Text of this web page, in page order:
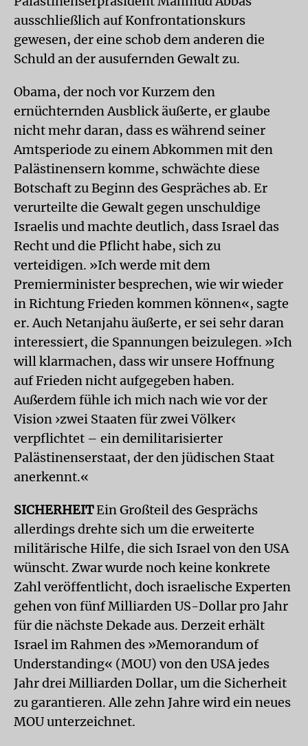
ausschließlich auf Konfrontationskurs
gewesen, der eine schob dem anderen die
Schuld an der ausufernden Gewalt zu.
Obama, der noch vor Kurzem den
ernüchternden Ausblick äußerte, er glaube
nicht mehr daran, dass es während seiner
Amtsperiode zu einem Abkommen mit den
Palästinensern komme, schwächte diese
Botschaft zu Beginn des Gespräches ab. Er
verurteilte die Gewalt gegen unschuldige
Israelis und machte deutlich, dass Israel das
Recht und die Pflicht habe, sich zu
verteidigen. »Ich werde mit dem
Premierminister besprechen, wie wir wieder
in Richtung Frieden kommen können«, sagte
er. Auch Netanjahu äußerte, er sei sehr daran
interessiert, die Spannungen beizulegen. »Ich
will klarmachen, dass wir unsere Hoffnung
auf Frieden nicht aufgegeben haben.
Außerdem fühle ich mich nach wie vor der
Vision ›zwei Staaten für zwei Völker‹
verpflichtet – ein demilitarisierter
Palästinenserstaat, der den jüdischen Staat
anerkennt.«
SICHERHEITEin Großteil des Gesprächs
allerdings drehte sich um die erweiterte
militärische Hilfe, die sich Israel von den USA
wünscht. Zwar wurde noch keine konkrete
Zahl veröffentlicht, doch israelische Experten
gehen von fünf Milliarden US-Dollar pro Jahr
für die nächste Dekade aus. Derzeit erhält
Israel im Rahmen des »Memorandum of
Understanding« (MOU) von den USA jedes
Jahr drei Milliarden Dollar, um die Sicherheit
zu garantieren. Alle zehn Jahre wird ein neues
MOU unterzeichnet.